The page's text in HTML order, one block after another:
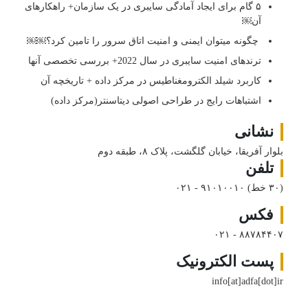
۵ گام برای ایجاد آمادگی سایبری در یک سازمان+ راهکارهای
آن￼
چگونه میتوان ایمنی و امنیت اتاق سرور را تامین کرد؟￼￼
ترندهای امنیت سایبری در سال 2022+ بررسی تخصصی آنها
کاربرد شیلد الکترومغناطیس در مرکز داده + تاریخچه آن
اشتباهات رایج در طراحی اصولی دیتاسنتر(مرکز داده)
نشانی
بلوار آفریقا، خیابان گلگشت، پلاک ۸، طبقه دوم
تلفن
۰۲۱ - ۹۱۰۱۰۰۱۰ (۳۰ خط)
فکس
۰۲۱ - ۸۸۷۸۴۴۰۷
پست الکترونیک
info[at]adfa[dot]ir